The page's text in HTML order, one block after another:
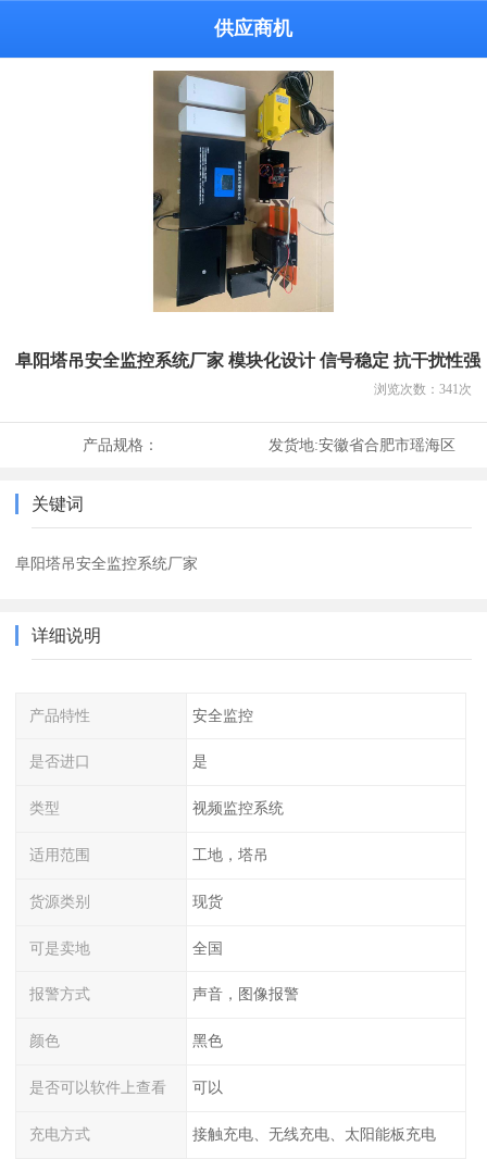
供应商机
阜阳塔吊安全监控系统厂家 模块化设计 信号稳定 抗干扰性强
浏览次数： 341 次
产品规格： 发货地:安徽省合肥市瑶海区
关键词
阜阳塔吊安全监控系统厂家
详细说明
产品特性 安全监控
是否进口 是
类型 视频监控系统
适用范围 工地，塔吊
货源类别 现货
可是卖地 全国
报警方式 声音，图像报警
颜色 黑色
是否可以软件上查看 可以
充电方式 接触充电、无线充电、太阳能板充电